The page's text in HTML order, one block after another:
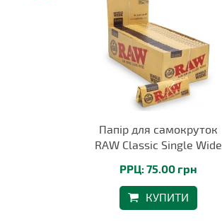
Папір для самокруток
RAW Classic Single Wide
РРЦ: 75.00 грн
КУПИТИ